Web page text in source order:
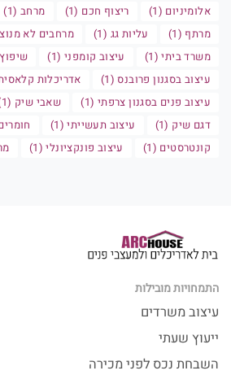
אלומיניום (1)
ריצוף חכם (1) מרחב (1)
מרתף (1)
עליות גג (1)
מרחבים לא
משרד ביתי (1)
עיצוב קומפני (1) שיפוץ
עיצוב בסגנון פרובנס (1)
אדריכלות קלאסית
עיצוב פנים בסגנון צרפתי (1)
שאבי שיק (1)
דגם שיק (1)
עיצוב תעשייתי (1)
קונטרסטים (1)
עיצוב פונקציונלי (1)
התמחויות מובילות
עיצוב משרדים
ייעוץ שעתי
השבחת נכס לפני מכירה